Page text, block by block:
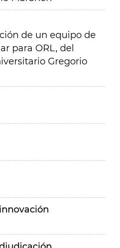
de un equipo de
para ORL, del
Gregorio